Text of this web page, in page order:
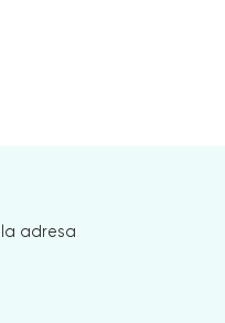
adresa